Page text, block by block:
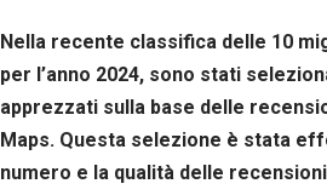
Nella recente classifica delle 10
per l’anno 2024, sono stati
apprezzati sulla base delle
Maps. Questa selezione è stata
numero e la qualità delle